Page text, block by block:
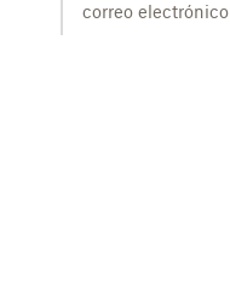
correo electrónico